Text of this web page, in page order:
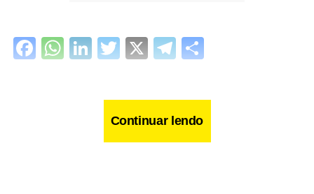
Facebook
WhatsApp
LinkedIn
Twitter
X Telegram
Continuar lendo